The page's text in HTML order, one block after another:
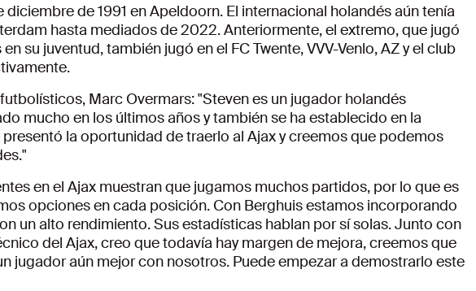
diciembre de 1991 en Apeldoorn. El internacional holandés aún tenía
hasta mediados de 2022. Anteriormente, el extremo, que jugó
su juventud, también jugó en el FC Twente, VVV-Venlo, AZ y el club
Marc Overmars: "Steven es un jugador holandés
mucho en los últimos años y también se ha establecido en la
la oportunidad de traerlo al Ajax y creemos que podemos
en el Ajax muestran que jugamos muchos partidos, por lo que es
opciones en cada posición. Con Berghuis estamos incorporando
un alto rendimiento. Sus estadísticas hablan por sí solas. Junto con
del Ajax, creo que todavía hay margen de mejora, creemos que
jugador aún mejor con nosotros. Puede empezar a demostrarlo este